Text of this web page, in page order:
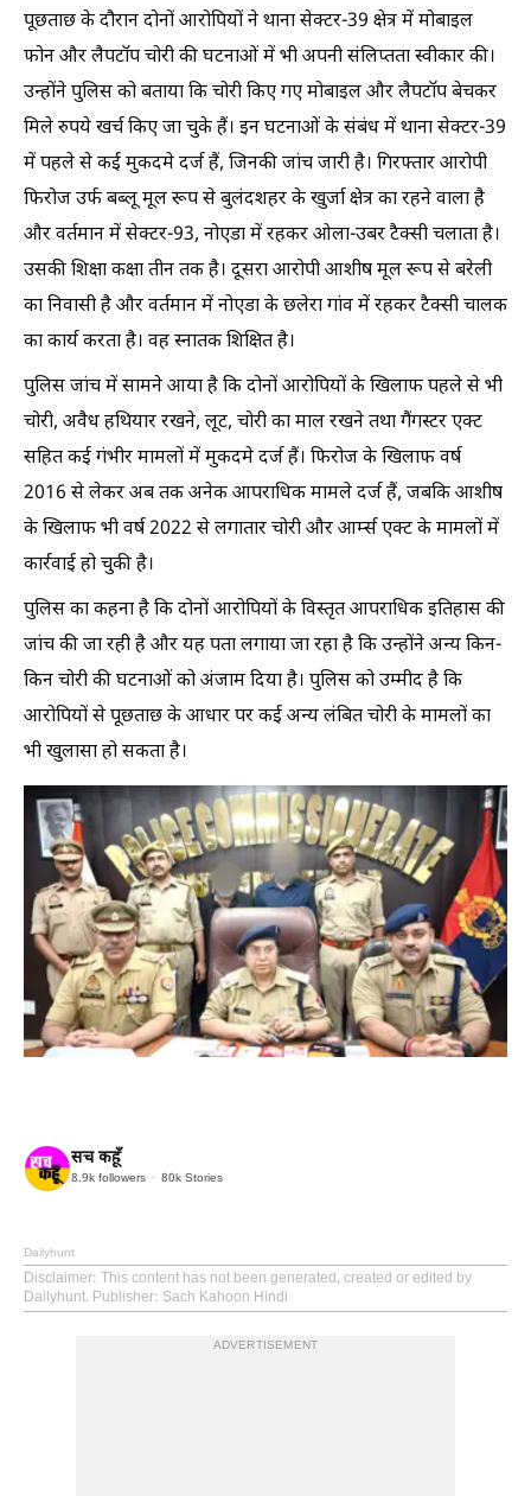
पूछताछ के दौरान दोनों आरोपियों ने थाना सेक्टर-39 क्षेत्र में मोबाइल
फोन और लैपटॉप चोरी की घटनाओं में भी अपनी संलिप्तता स्वीकार की।
उन्होंने पुलिस को बताया कि चोरी किए गए मोबाइल और लैपटॉप बेचकर
मिले रुपये खर्च किए जा चुके हैं। इन घटनाओं के संबंध में थाना सेक्टर-39
में पहले से कई मुकदमे दर्ज हैं, जिनकी जांच जारी है। गिरफ्तार आरोपी
फिरोज उर्फ बब्लू मूल रूप से बुलंदशहर के खुर्जा क्षेत्र का रहने वाला है
और वर्तमान में सेक्टर-93, नोएडा में रहकर ओला-उबर टैक्सी चलाता है।
उसकी शिक्षा कक्षा तीन तक है। दूसरा आरोपी आशीष मूल रूप से बरेली
का निवासी है और वर्तमान में नोएडा के छलेरा गांव में रहकर टैक्सी चालक
का कार्य करता है। वह स्नातक शिक्षित है।
पुलिस जांच में सामने आया है कि दोनों आरोपियों के खिलाफ पहले से भी
चोरी, अवैध हथियार रखने, लूट, चोरी का माल रखने तथा गैंगस्टर एक्ट
सहित कई गंभीर मामलों में मुकदमे दर्ज हैं। फिरोज के खिलाफ वर्ष
2016 से लेकर अब तक अनेक आपराधिक मामले दर्ज हैं, जबकि आशीष
के खिलाफ भी वर्ष 2022 से लगातार चोरी और आर्म्स एक्ट के मामलों में
कार्रवाई हो चुकी है।
पुलिस का कहना है कि दोनों आरोपियों के विस्तृत आपराधिक इतिहास की
जांच की जा रही है और यह पता लगाया जा रहा है कि उन्होंने अन्य किन-
किन चोरी की घटनाओं को अंजाम दिया है। पुलिस को उम्मीद है कि
आरोपियों से पूछताछ के आधार पर कई अन्य लंबित चोरी के मामलों का
भी खुलासा हो सकता है।
सच कहूँ
8.9k followers 80k Stories
Dailyhunt
Disclaimer: This content has not been generated, created or edited by
Dailyhunt. Publisher: Sach Kahoon Hindi
ADVERTISEMENT